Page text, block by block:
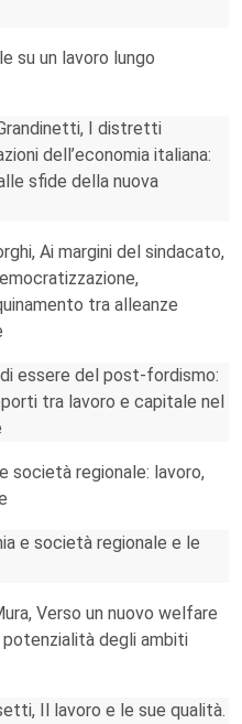
su un lavoro lungo
I distretti
dell’economia italiana:
sfide della nuova
Ai margini del sindacato,
tra alleanze
essere del post-fordismo:
tra lavoro e capitale nel
società regionale: lavoro,
e società regionale e le
Verso un nuovo welfare
degli ambiti
Il lavoro e le sue qualità.